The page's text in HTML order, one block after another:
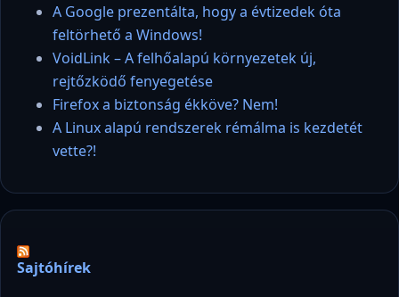
A Google prezentálta, hogy a évtizedek óta
feltörhető a Windows!
VoidLink – A felhőalapú környezetek új,
rejtőzködő fenyegetése
Firefox a biztonság ékköve? Nem!
A Linux alapú rendszerek rémálma is kezdetét
vette?!
Sajtóhírek